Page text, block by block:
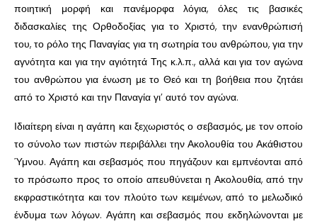
ποιητική μορφή και πανέμορφα λόγια, όλες τις βασικές
διδασκαλίες της Ορθοδοξίας για το Χριστό, την ενανθρώπισή
του, το ρόλο της Παναγίας για τη σωτηρία του ανθρώπου, για την
αγνότητα και για την αγιότητά Της κ.λ.π., αλλά και για τον αγώνα
του ανθρώπου για ένωση με το Θεό και τη βοήθεια που ζητάει
από το Χριστό και την Παναγία γι’ αυτό τον αγώνα.
Ιδιαίτερη είναι η αγάπη και ξεχωριστός ο σεβασμός, με τον οποίο
το σύνολο των πιστών περιβάλλει την Ακολουθία του Ακάθιστου
Ύμνου. Αγάπη και σεβασμός που πηγάζουν και εμπνέονται από
το πρόσωπο προς το οποίο απευθύνεται η Ακολουθία, από την
εκφραστικότητα και τον πλούτο των κειμένων, από το μελωδικό
ένδυμα των λόγων. Αγάπη και σεβασμός που εκδηλώνονται με